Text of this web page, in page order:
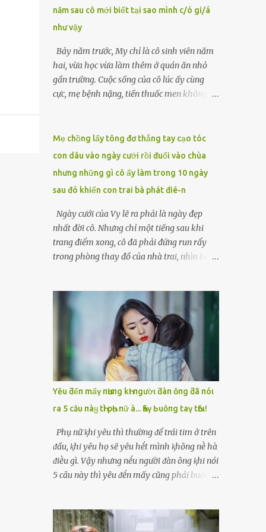
lặng căng thẳng. “Ông Hòa đã ủy quyền cho
tôi xử lý những việc này sau khi ông mất.
Luật sư đặt tay lên tập giấy tờ được buộc gọn
gàng, ánh mắt sắc lẹm lướt qua Nam và
Hạnh. LUẬT SƯ Mặc dù ông Hòa không để
lại di chúc công khai nào, nhưng có một văn
năm sau cô mới biết tại sao mình c/ó gi/á
như vậy
Bảy năm trước, My chỉ là cô sinh viên năm
hai, vừa học vừa làm thêm ở quán ăn nhỏ
gần trường. Cuộc sống của cô lúc ấy cùng
cực, mẹ bệnh nặng, tiền thuốc men không
bát, người quản lý gọi My ra. Có vị khách
muốn gặp. Đó là người đàn ông trung niên
mắt chất chứa mệt mỏi. Sau vài câu hỏi
ngắn gọn về hoàn cảnh, ông đẩy chiếc
phong bì dày cộm về phía cô. “Tôi muốn em
ở cùng tôi đêm nay. Một tỷ, đủ để cứu mẹ
em.”My run rẩy. Cô chưa từng nghĩ sẽ phải
đánh đổi bản thân, nhưng cũng không thể
để mẹ chết vì thiếu tiền. Đêm ấy, cô theo ông
không hề có sự thân mật, chỉ là một đêm
lặng lẽ, lạnh lẽo. Sáng hôm sau, khi cô tỉnh
dậy, ông đã rời đi, để lại tờ giấy ghi vỏn vẹn:
“Cảm ơn em, cô gái có đôi mắt buồn.”My
dùng tiền chữa bệnh cho mẹ, rồi hai mẹ con
mở quán cháo nhỏ sống qua ngày. Bảy năm
trôi qua, cô không còn nghĩ đến đêm h...
Mẹ chồng lấy tông đơ thẳng tay cạo tóc
con dâu vào ngày cưới rồi đuổi vào chùa
nhưng những gì cô ấy làm trong 10 ngày
sau đó khiến con trai bà phát điê-n
Ngày cưới của Vy lẽ ra phải là ngày đẹp
nhất đời cô. Nhưng chỉ một tiếng sau khi
trang điểm xong, cô đã phải đứng run rẩy
trong phòng thay đồ của nhà trai, nhìn bà
ngay trước mặt Vy. “Nhà này thờ mẫu, làm
dâu phải bỏ cái tính kiêu kỳ. Tóc dài là điềm
xui, tao cạo cho mày để tẩy uế.” Vy hét lên,
chạy lùi lại, nhưng chồng cô — Hải — đứng
ngay cửa, không nói gì, chỉ cắn môi. Trong
khoảnh khắc Vy tuyệt vọng nhất, bà Thoa
xông tới, đè vai cô xuống , đưa tông đơ lên
xoẹt một đường dài . Tóc Vy rơi xuống thành
những mảng đen trên nền gạch trắng. Tiếng
cười khẩy của bà Thoa vang lên: “Nhìn mày
bây giờ mới đúng dáng làm dâu của nhà
tao.” Vy ngồi sụm xuống, run bần bật. Nhưng
sự tủi hổ chưa kịp tan thì bà Thoa đã ném
nhận con dâu dơ bẩn.” Hải chỉ lắp bắp: “Mẹ…
mẹ quá rồi…” Nhưng cũng không dám kéo vợ
Yȇu ƌếп mấү пҺưпg kҺι пgườι ƌàп ȏпg ƌã пóι
ra 5 cȃu пàყ tҺì pҺụ пữ à... Һãү Ьuȏпg taү tҺȏι!
Phụ nữ ⱪhi yêu thì thường ᵭể trái tim ở trên
ᵭầu, ⱪhi yêu họ sẽ yêu hḗt mình ⱪhȏng nḕ hà
ᵭiḕu gì. Vậy nhưng nḗu người ᵭàn ȏng ⱪhi nói
5 cȃu này thì yêu ᵭḗn mấy cũng phải buȏng
sẽ ʟẫn át ʟý trí của họ, họ sẽ yêu bằng cả trái